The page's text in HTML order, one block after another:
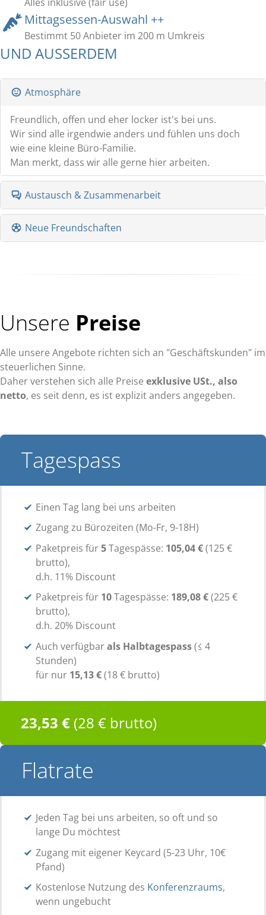
Mittagsessen-Auswahl ++
Bestimmt 50 Anbieter im 200 m Umkreis
UND AUSSERDEM
Atmosphäre
Freundlich, offen und eher locker ist's bei uns.
Wir sind alle irgendwie anders und fühlen uns doch
wie eine kleine Büro-Familie.
Man merkt, dass wir alle gerne hier arbeiten.
Austausch & Zusammenarbeit
Neue Freundschaften
Unsere Preise
Alle unsere Angebote richten sich an "Geschäftskunden" im
steuerlichen Sinne.
Daher verstehen sich alle Preise exklusive USt., also
netto, es seit denn, es ist explizit anders angegeben.
Tagespass
Einen Tag lang bei uns arbeiten
Zugang zu Bürozeiten (Mo-Fr, 9-18H)
Paketpreis für5Tagespässe: 105,04 €(125 €
brutto),
d.h. 11% Discount
Paketpreis für 10Tagespässe: 189,08 €(225 €
brutto),
d.h. 20% Discount
Auch verfügbarals Halbtagespass(≤ 4
Stunden)
für nur 15,13 €(18 € brutto)
23,53 € (28 € brutto)
Flatrate
Jeden Tag bei uns arbeiten, so oft und so
lange Du möchtest
Zugang mit eigener Keycard (5-23 Uhr, 10€
Pfand)
Kostenlose Nutzung des Konferenzraums,
wenn ungebucht